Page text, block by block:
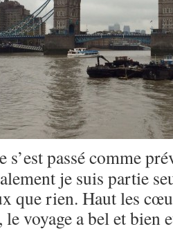
s’est passé comme
je suis partie
que rien. Haut les
le voyage a bel et